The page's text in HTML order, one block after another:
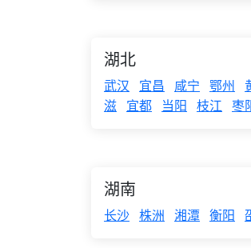
湖北
武汉 宜昌 咸宁 鄂州
滋 宜都 当阳 枝江 枣
湖南
长沙 株洲 湘潭 衡阳